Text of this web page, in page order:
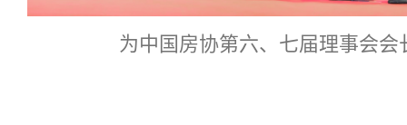
为中国房协第六、七届理事会会